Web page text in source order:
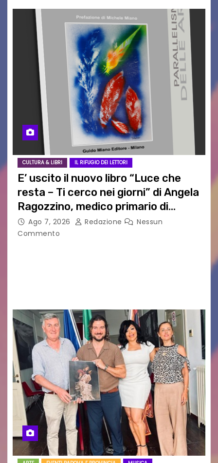
CULTURA & LIBRI IL RIFUGIO DEI LETTORI
E’ uscito il nuovo libro “Luce che
resta – Ti cerco nei giorni” di Angela
Ragozzino, medico primario di
Capua
Ago 7, 2026 Redazione
Nessun
Commento